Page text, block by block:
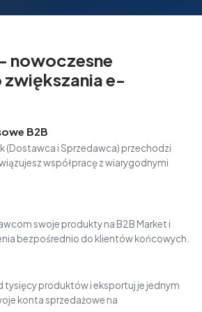
nowoczesne
zwiększania e-
B2B
(Dostawca i Sprzedawca) przechodzi
współpracę z wiarygodnymi
swoje produkty na B2B Market i
bezpośrednio do klientów końcowych.
tysięcy produktów i eksportuj je jednym
konta sprzedażowe na